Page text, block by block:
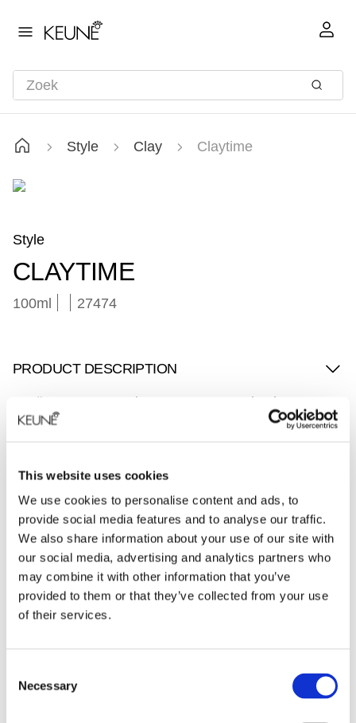
This website uses cookies
We use cookies to personalise content and ads, to
provide social media features and to analyse our traffic.
We also share information about your use of our site with
our social media, advertising and analytics partners who
may combine it with other information that you’ve
provided to them or that they’ve collected from your use
of their services.
Selection
Necessary
Style Clay Claytime
Style
CLAYTIME
100ml 27474
PRODUCT DESCRIPTION
Creëer grove, speelse texturen met Claytime, onze
matte molding clay! Deze klei, geformuleerd met het
look. Maïszetmeel biedt een flexibele hold voor een
werkbare stijl, ideaal voor kort haar en geschikt voor
alle haartypen. Voor volume en lift, breng je de klei
rechtstreeks aan op de haaraanzet en wrijf je een
kleine hoeveelheid warm tussen je vingertoppen.
Cardamon Spell-geur zorgt voor een verfrissende
ervaring terwijl je jouw haar naar wens kunt stylen
en vormgeven.